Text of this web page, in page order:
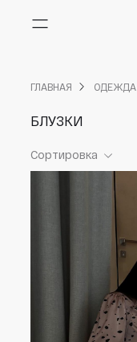
Меню
ГЛАВНАЯ ОДЕЖДА
БЛУЗКИ
Сортировка